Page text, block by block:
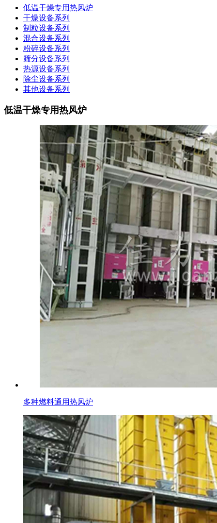
低温干燥专用热风炉
干燥设备系列
制粒设备系列
混合设备系列
粉碎设备系列
筛分设备系列
热源设备系列
除尘设备系列
其他设备系列
低温干燥专用热风炉
多种燃料通用热风炉